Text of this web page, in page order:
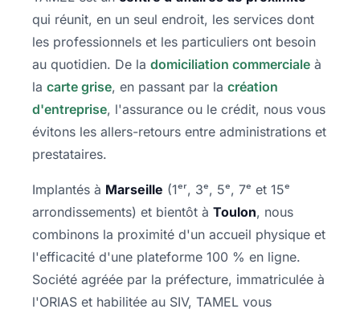
qui réunit, en un seul endroit, les services dont
les professionnels et les particuliers ont besoin
au quotidien. De la domiciliation commerciale à
la carte grise, en passant par la création
d'entreprise, l'assurance ou le crédit, nous vous
évitons les allers-retours entre administrations et
prestataires.
Implantés à Marseille (1ᵉʳ, 3ᵉ, 5ᵉ, 7ᵉ et 15ᵉ
arrondissements) et bientôt à Toulon, nous
combinons la proximité d'un accueil physique et
l'efficacité d'une plateforme 100 % en ligne.
Société agréée par la préfecture, immatriculée à
l'ORIAS et habilitée au SIV, TAMEL vous